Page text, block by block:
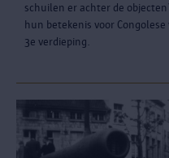
schuilen er achter de
hun betekenis voor
3e verdieping.